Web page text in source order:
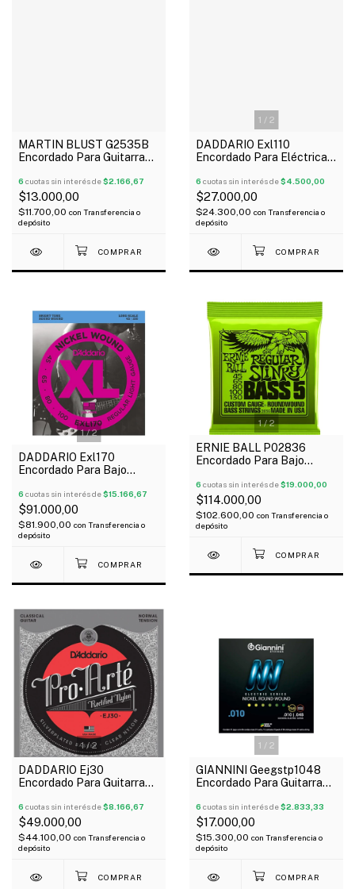
MARTIN BLUST G2535B
Encordado Para Guitarra
Tensión Media
6 cuotas sin interés de$2.166,67
$13.000,00
$11.700,00 con Transferencia o
depósito
1 / 2
DADDARIO Exl110
Encordado Para Eléctrica
6 cuotas sin interés de$4.500,00
$27.000,00
$24.300,00 con Transferencia o
depósito
1/2
DADDARIO Exl170
Encordado Para Bajo
Regular Light Niquel 045-
100
6 cuotas sin interés de$15.166,67
$91.000,00
$81.900,00 con Transferencia o
depósito
1/2
ERNIE BALL P02836
Encordado Para Bajo
Nickel Wound 45-130
6 cuotas sin interés de$19.000,00
$114.000,00
$102.600,00 con Transferencia o
depósito
1/2
DADDARIO Ej30
Encordado Para Guitarra
Normal Nylon Entorchado
6 cuotas sin interés de$8.166,67
$49.000,00
$44.100,00 con Transferencia o
depósito
1 / 2
GIANNINI Geegstp1048
Encordado Para Guitarra
6 cuotas sin interés de$2.833,33
$17.000,00
$15.300,00 con Transferencia o
depósito